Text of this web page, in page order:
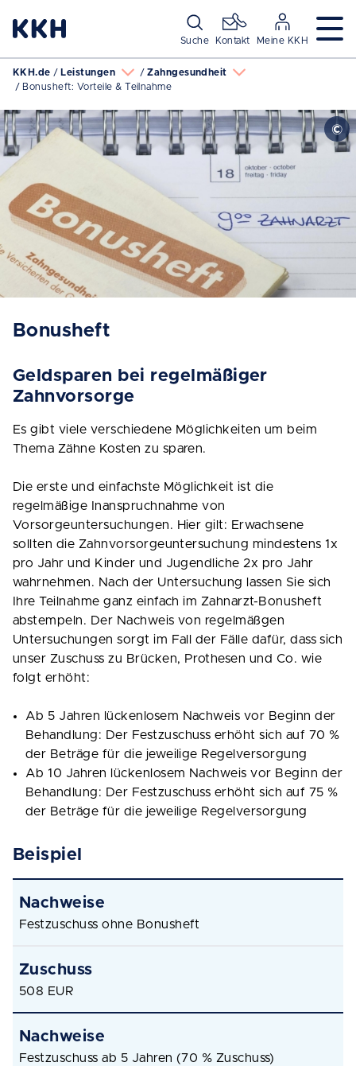
Suche Kontakt Meine KKH
KKH.de Leistungen
Zahngesundheit
Bonusheft: Vorteile & Teilnahme
Bonusheft
Geldsparen bei regelmäßiger
Zahnvorsorge
Es gibt viele verschiedene Möglichkeiten um beim
Thema Zähne Kosten zu sparen.
Die erste und einfachste Möglichkeit ist die
regelmäßige Inanspruchnahme von
Vorsorgeuntersuchungen. Hier gilt: Erwachsene
sollten die Zahnvorsorgeuntersuchung mindestens 1x
pro Jahr und Kinder und Jugendliche 2x pro Jahr
wahrnehmen. Nach der Untersuchung lassen Sie sich
Ihre Teilnahme ganz einfach im Zahnarzt-Bonusheft
abstempeln. Der Nachweis von regelmäßgen
Untersuchungen sorgt im Fall der Fälle dafür, dass sich
unser Zuschuss zu Brücken, Prothesen und Co. wie
folgt erhöht:
Ab 5 Jahren lückenlosem Nachweis vor Beginn der
Behandlung: Der Festzuschuss erhöht sich auf 70 %
der Beträge für die jeweilige Regelversorgung
Ab 10 Jahren lückenlosem Nachweis vor Beginn der
Behandlung: Der Festzuschuss erhöht sich auf 75 %
der Beträge für die jeweilige Regelversorgung
Beispiel
Festzuschuss ohne Bonusheft
508 EUR
Festzuschuss ab 5 Jahren (70 % Zuschuss)